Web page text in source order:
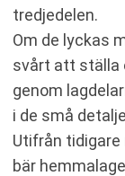
tredjedelen.
Om de lyckas
svårt att ställa
genom
i de små
Utifrån
bär